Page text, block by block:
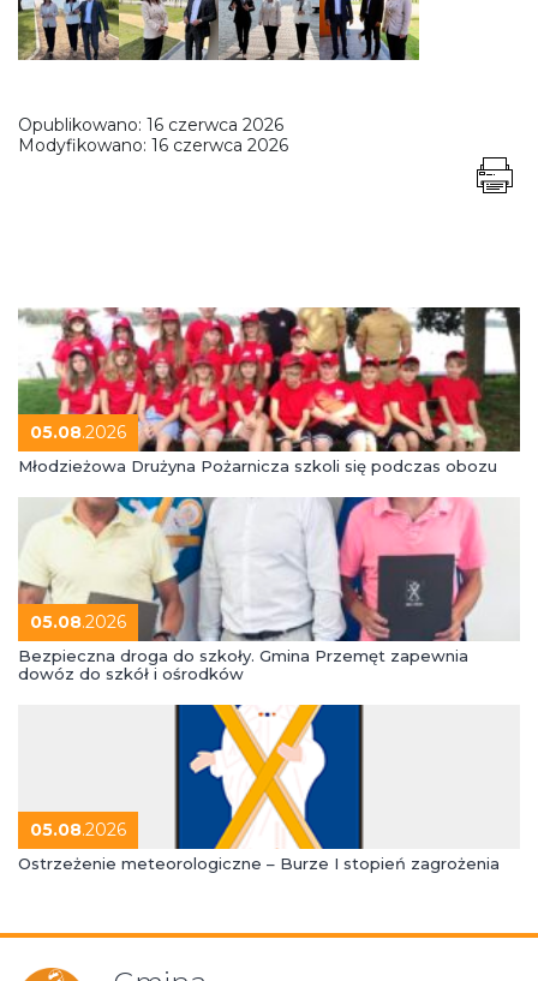
Opublikowano: 16 czerwca 2026
Modyfikowano: 16 czerwca 2026
05.08.2026
Młodzieżowa Drużyna Pożarnicza szkoli się podczas obozu
05.08.2026
Bezpieczna droga do szkoły. Gmina Przemęt zapewnia
dowóz do szkół i ośrodków
05.08.2026
Ostrzeżenie meteorologiczne – Burze I stopień zagrożenia